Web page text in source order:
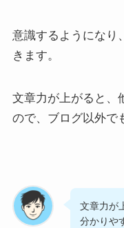
意識するようになり
きます。
文章力が上がると、
ので、ブログ以外で
文章力が
分かりや